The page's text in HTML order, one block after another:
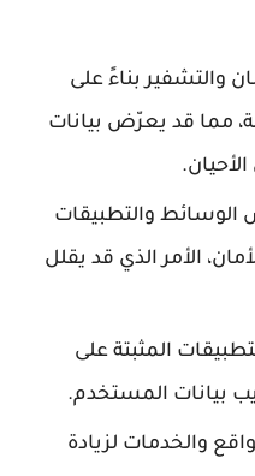
والتشفير بناءً على
مما قد يعرّض بيانات
والتطبيقات
الأمر الذي قد يقلل
المثبتة على
بيانات المستخدم.
والخدمات لزيادة